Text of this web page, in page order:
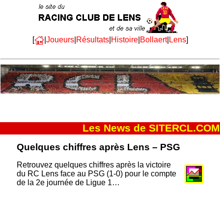
[ | Joueurs| Résultats| Histoire| Bollaert| Lens]
Les News de SITERCL.COM
Quelques chiffres après Lens – PSG
Retrouvez quelques chiffres après la victoire
du RC Lens face au PSG (1-0) pour le compte
de la 2e journée de Ligue 1…